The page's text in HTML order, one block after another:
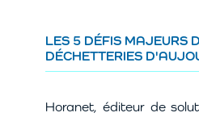
LES 5 DÉFIS MAJEURS
DÉCHETTERIES
Horanet, éditeur de